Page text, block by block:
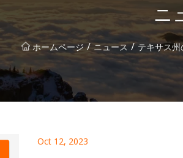
ニ
ホームページ / ニュース / テキサス
Oct 12, 2023